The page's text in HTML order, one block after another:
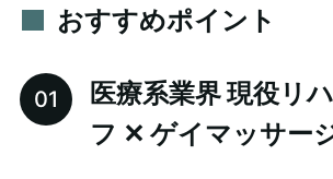
おすすめポイント
医療系業界 現役リ
フ ✕ ゲイマッサー